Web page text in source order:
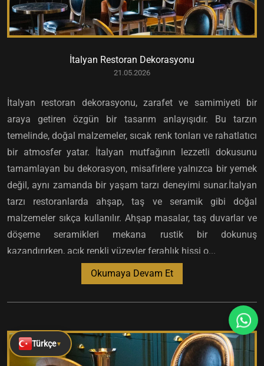
Türkçe▼
İtalyan Restoran Dekorasyonu
21.05.2026
İtalyan restoran dekorasyonu, zarafet ve samimiyeti bir
araya getiren özgün bir tasarım anlayışıdır. Bu tarzın
temelinde, doğal malzemeler, sıcak renk tonları ve rahatlatıcı
bir atmosfer yatar. İtalyan mutfağının lezzetli dokusunu
tamamlayan bu dekorasyon, misafirlere yalnızca bir yemek
değil, aynı zamanda bir yaşam tarzı deneyimi sunar.İtalyan
tarzı restoranlarda ahşap, taş ve seramik gibi doğal
malzemeler sıkça kullanılır. Ahşap masalar, taş duvarlar ve
döşeme seramikleri mekana rustik bir dokunuş
kazandırırken, açık renkli yüzeyler ferahlık hissi o...
Okumaya Devam Et